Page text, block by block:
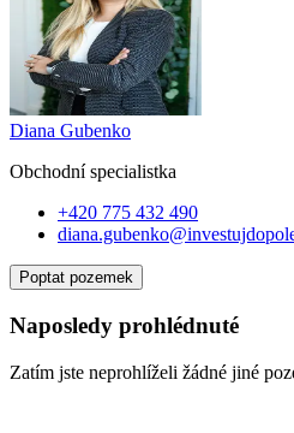
Diana Gubenko
Obchodní specialistka
+420 775 432 490
Poptat pozemek
Naposledy prohlédnuté
Zatím jste neprohlíželi žádné jiné